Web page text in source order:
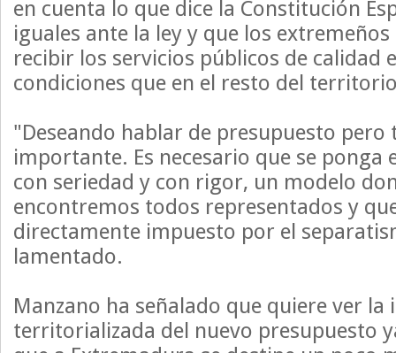
en cuenta lo que dice la Constitución
iguales ante la ley y que los
recibir los servicios públicos de calidad
condiciones que en el resto del
"Deseando hablar de presupuesto pero
importante. Es necesario que se ponga
con seriedad y con rigor, un modelo
encontremos todos representados y
directamente impuesto por el
lamentado.
Manzano ha señalado que quiere ver la
territorializada del nuevo presupuesto